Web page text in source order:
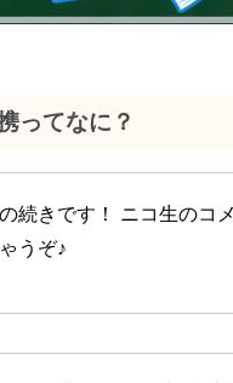
ってなに？
続きです！ ニコ生のコ
うぞ♪